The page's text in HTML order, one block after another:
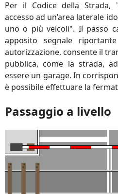
Per il Codice della
accesso ad un’area laterale
uno o più veicoli". Il passo
apposito segnale
autorizzazione, consente il
pubblica, come la strada,
essere un garage. In
è possibile effettuare la
Passaggio a livello